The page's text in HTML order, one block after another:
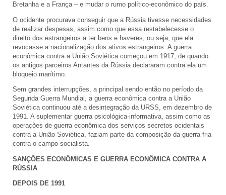
Bretanha e a França – e mudar o rumo político-econômico do país.
O ocidente procurava conseguir que a Rússia tivesse necessidades
de realizar despesas, assim como que essa restabelecesse o
direito dos estrangeiros a ter bens e haveres, ou seja, que ela
revocasse a nacionalização dos ativos estrangeiros. A guerra
econômica contra a União Soviética começou em 1917, de quando
os antigos parceiros Antantes da Rússia declararam contra ela um
bloqueio marítimo.
Sem grandes interrupções, a principal sendo então no período da
Segunda Guerra Mundial, a guerra econômica contra a União
Soviética continuou até a desintegração da URSS, em dezembro de
1991. A suplementar guerra psicológica-informativa, assim como as
operações de guerra econômica dos serviços secretos ocidentais
contra a União Soviética, faziam parte da composição da guerra fria
contra o campo socialista.
SANÇÕES ECONÔMICAS E GUERRA ECONÔMICA CONTRA A
RÚSSIA
DEPOIS DE 1991